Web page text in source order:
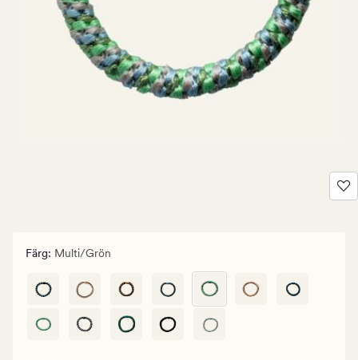
Färg: Multi/grön